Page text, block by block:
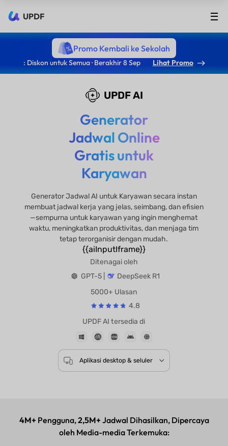
UPDF
Promo Kembali ke Sekolah
: Diskon untuk Semua · Berakhir 8 Sep Lihat Promo
UPDF AI
Generator
Jadwal Online
Gratis untuk
Karyawan
Generator Jadwal AI untuk Karyawan secara instan
membuat jadwal kerja yang jelas, seimbang, dan efisien
—sempurna untuk karyawan yang ingin menghemat
waktu, meningkatkan produktivitas, dan menjaga tim
tetap terorganisir dengan mudah.
{{aiInputIframe}}
Ditenagai oleh
5000+ Ulasan
4.8
UPDF AI tersedia di
4M+ Pengguna,2,5M+ Jadwal Dihasilkan, Dipercaya
oleh Media-media Terkemuka: